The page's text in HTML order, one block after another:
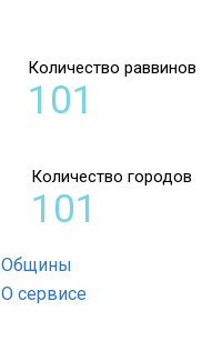
Общины
О сервисе
Количество раввинов
101
Количество городов
101